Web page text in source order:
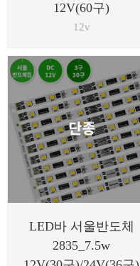
12V(60구)
12v
LED바 서울반도체
2835_7.5w